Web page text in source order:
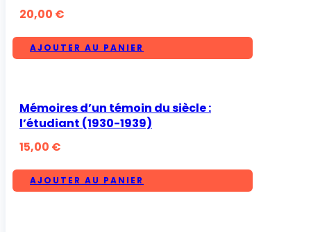
20,00 €
AJOUTER AU PANIER
Mémoires d’un témoin du siècle :
l’étudiant (1930-1939)
15,00 €
AJOUTER AU PANIER